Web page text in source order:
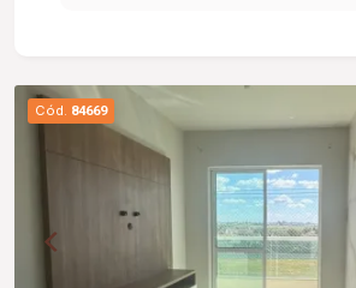
Cód. 84669